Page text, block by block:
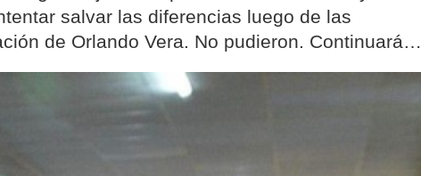
salvar las diferencias luego de las
de Orlando Vera. No pudieron. Continuará…